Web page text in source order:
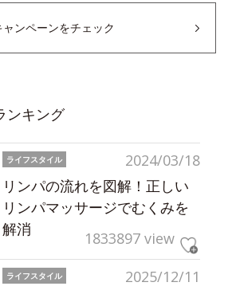
ャンペーンをチェック
ンキング
2024/03/18
ライフスタイル
リンパの流れを図解！正しい
リンパマッサージでむくみを
解消
1833897 view
2025/12/11
ライフスタイル